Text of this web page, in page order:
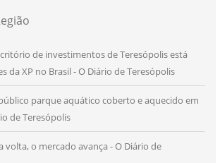
de investimentos de Teresópolis está
da XP no Brasil - O Diário de Teresópolis
parque aquático coberto e aquecido em
de Teresópolis
volta, o mercado avança - O Diário de